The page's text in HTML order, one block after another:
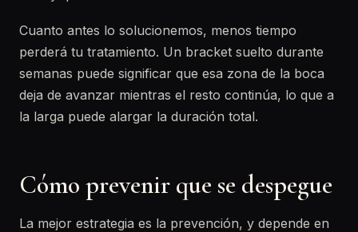
Cuanto antes lo solucionemos, menos tiempo
perderá tu tratamiento. Un bracket suelto durante
semanas puede significar que esa zona de la boca
deja de avanzar mientras el resto continúa, lo que a
la larga puede alargar la duración total.
Cómo prevenir que se despegue
La mejor estrategia es la prevención, y depende en